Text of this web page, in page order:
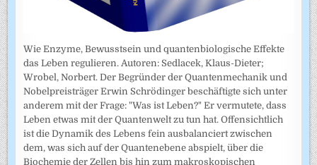
Wie Enzyme, Bewusstsein und quantenbiologische Effekte
das Leben regulieren. Autoren: Sedlacek, Klaus-Dieter;
Wrobel, Norbert. Der Begründer der Quantenmechanik und
Nobelpreisträger Erwin Schrödinger beschäftigte sich unter
anderem mit der Frage: "Was ist Leben?" Er vermutete, dass
Leben etwas mit der Quantenwelt zu tun hat. Offensichtlich
ist die Dynamik des Lebens fein ausbalanciert zwischen
dem, was sich auf der Quantenebene abspielt, über die
Biochemie der Zellen bis hin zum makroskopischen